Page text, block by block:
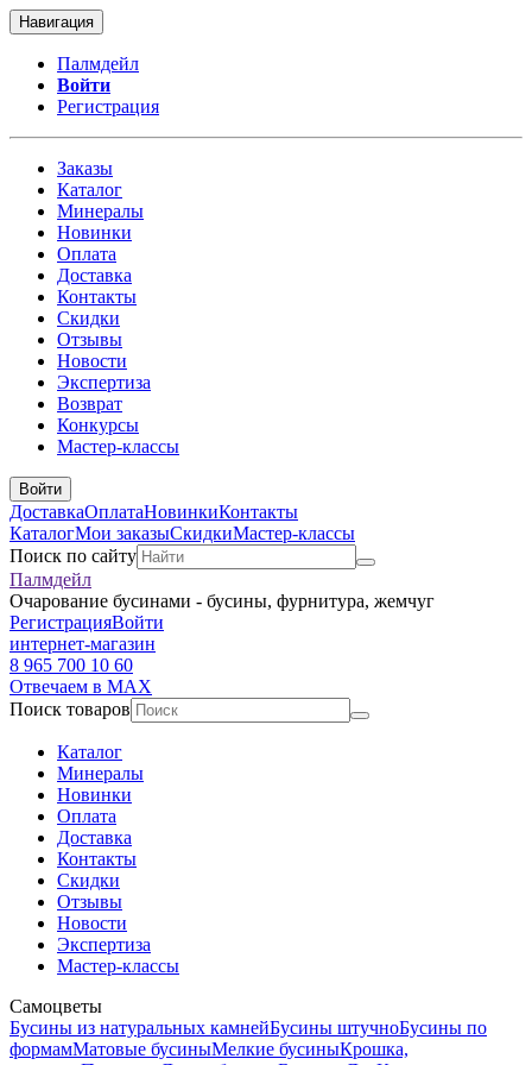
Навигация
Палмдейл
Войти
Регистрация
Заказы
Каталог
Минералы
Новинки
Оплата
Доставка
Контакты
Скидки
Отзывы
Новости
Экспертиза
Возврат
Конкурсы
Мастер-классы
Войти
ДоставкаОплатаНовинкиКонтакты
КаталогМои заказыСкидкиМастер-классы
Поиск по сайту
Палмдейл
Очарование бусинами - бусины, фурнитура, жемчуг
РегистрацияВойти
интернет-магазин
8 965 700 10 60
Отвечаем в MAX
Поиск товаров
Каталог
Минералы
Новинки
Оплата
Доставка
Контакты
Скидки
Отзывы
Новости
Экспертиза
Мастер-классы
Самоцветы
Бусины из натуральных камнейБусины штучноБусины по
формамМатовые бусиныМелкие бусиныКрошка,